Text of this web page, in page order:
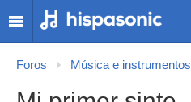
Foros Música e instrumentos